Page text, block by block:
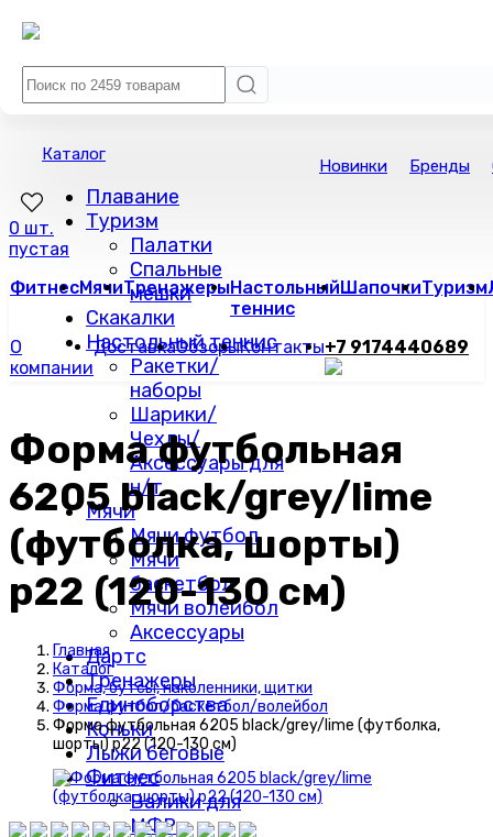
Каталог
Плавание
Туризм
Палатки
Спальные
мешки
Скакалки
Настольный теннис
Ракетки/
наборы
Шарики/
Чехлы/
Аксессуары для
н/т
Мячи
Мячи футбол
Мячи
баскетбол
Мячи волейбол
Аксессуары
Дартс
Тренажеры
Единоборства
Коньки
Лыжи беговые
Фитнес
Валики для
МФР
Новинки Бренды
0 шт.
пустая
ФитнесМячиТренажерыНастольный
теннис
ШапочкиТуризм
О
компании
ДоставкаОбзорыКонтакты+7 9174440689
Форма футбольная
6205 black/grey/lime
(футболка, шорты)
р22 (120-130 см)
Главная
Каталог
Форма, бутсы, наколенники, щитки
Форма футбол/баскетбол/волейбол
Форма футбольная 6205 black/grey/lime (футболка,
шорты) р22 (120-130 см)